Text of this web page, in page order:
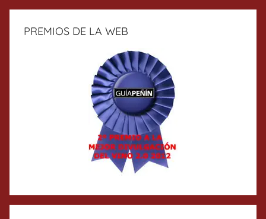
PREMIOS DE LA WEB